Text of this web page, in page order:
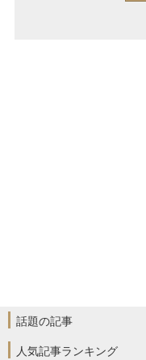
話題の記事
人気記事ランキング